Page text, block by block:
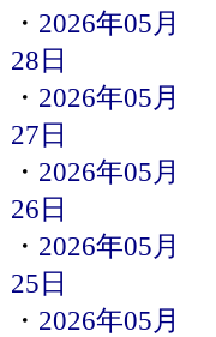
・ 2026年05月
28日
・ 2026年05月
27日
・ 2026年05月
26日
・ 2026年05月
25日
・ 2026年05月